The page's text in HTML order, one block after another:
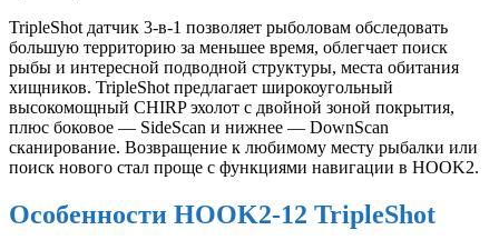
TripleShot датчик 3-в-1 позволяет рыболовам обследовать
большую территорию за меньшее время, облегчает поиск
рыбы и интересной подводной структуры, места обитания
хищников. TripleShot предлагает широкоугольный
высокомощный CHIRP эхолот с двойной зоной покрытия,
плюс боковое — SideScan и нижнее — DownScan
сканирование. Возвращение к любимому месту рыбалки или
поиск нового стал проще с функциями навигации в HOOK2.
Особенности HOOK2-12 TripleShot